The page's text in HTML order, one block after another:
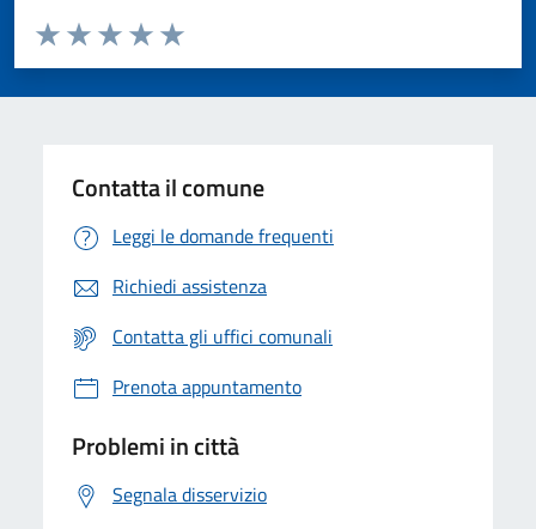
Valuta da 1 a 5 stelle la pagina
Valuta 5 stelle su 5
Valuta 4 stelle su 5
Valuta 3 stelle su 5
Valuta 2 stelle su 5
Valuta 1 stelle su 5
Contatta il comune
Leggi le domande frequenti
Richiedi assistenza
Contatta gli uffici comunali
Prenota appuntamento
Problemi in città
Segnala disservizio